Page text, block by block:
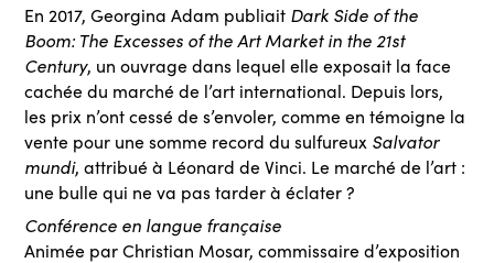
En 2017, Georgina Adam publiait Dark Side of the
Boom: The Excesses of the Art Market in the 21st
Century, un ouvrage dans lequel elle exposait la face
cachée du marché de l’art international. Depuis lors,
les prix n’ont cessé de s’envoler, comme en témoigne la
vente pour une somme record du sulfureux Salvator
mundi, attribué à Léonard de Vinci. Le marché de l’art :
une bulle qui ne va pas tarder à éclater ?
Conférence en langue française
Animée par Christian Mosar, commissaire d’exposition